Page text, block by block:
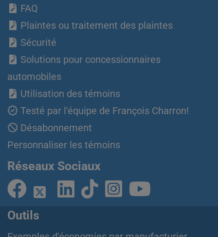
FAQ
Plaintes ou traitement des plaintes
Sécurité
Solutions pour concessionnaires
automobiles
Utilisation des témoins
Testé par l'équipe de François Charron!
Désabonnement
Personnaliser les témoins
Réseaux Sociaux
Outils